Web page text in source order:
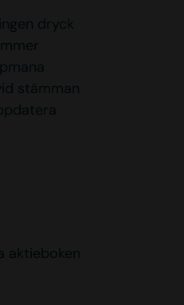
dryck
stämman
aktieboken